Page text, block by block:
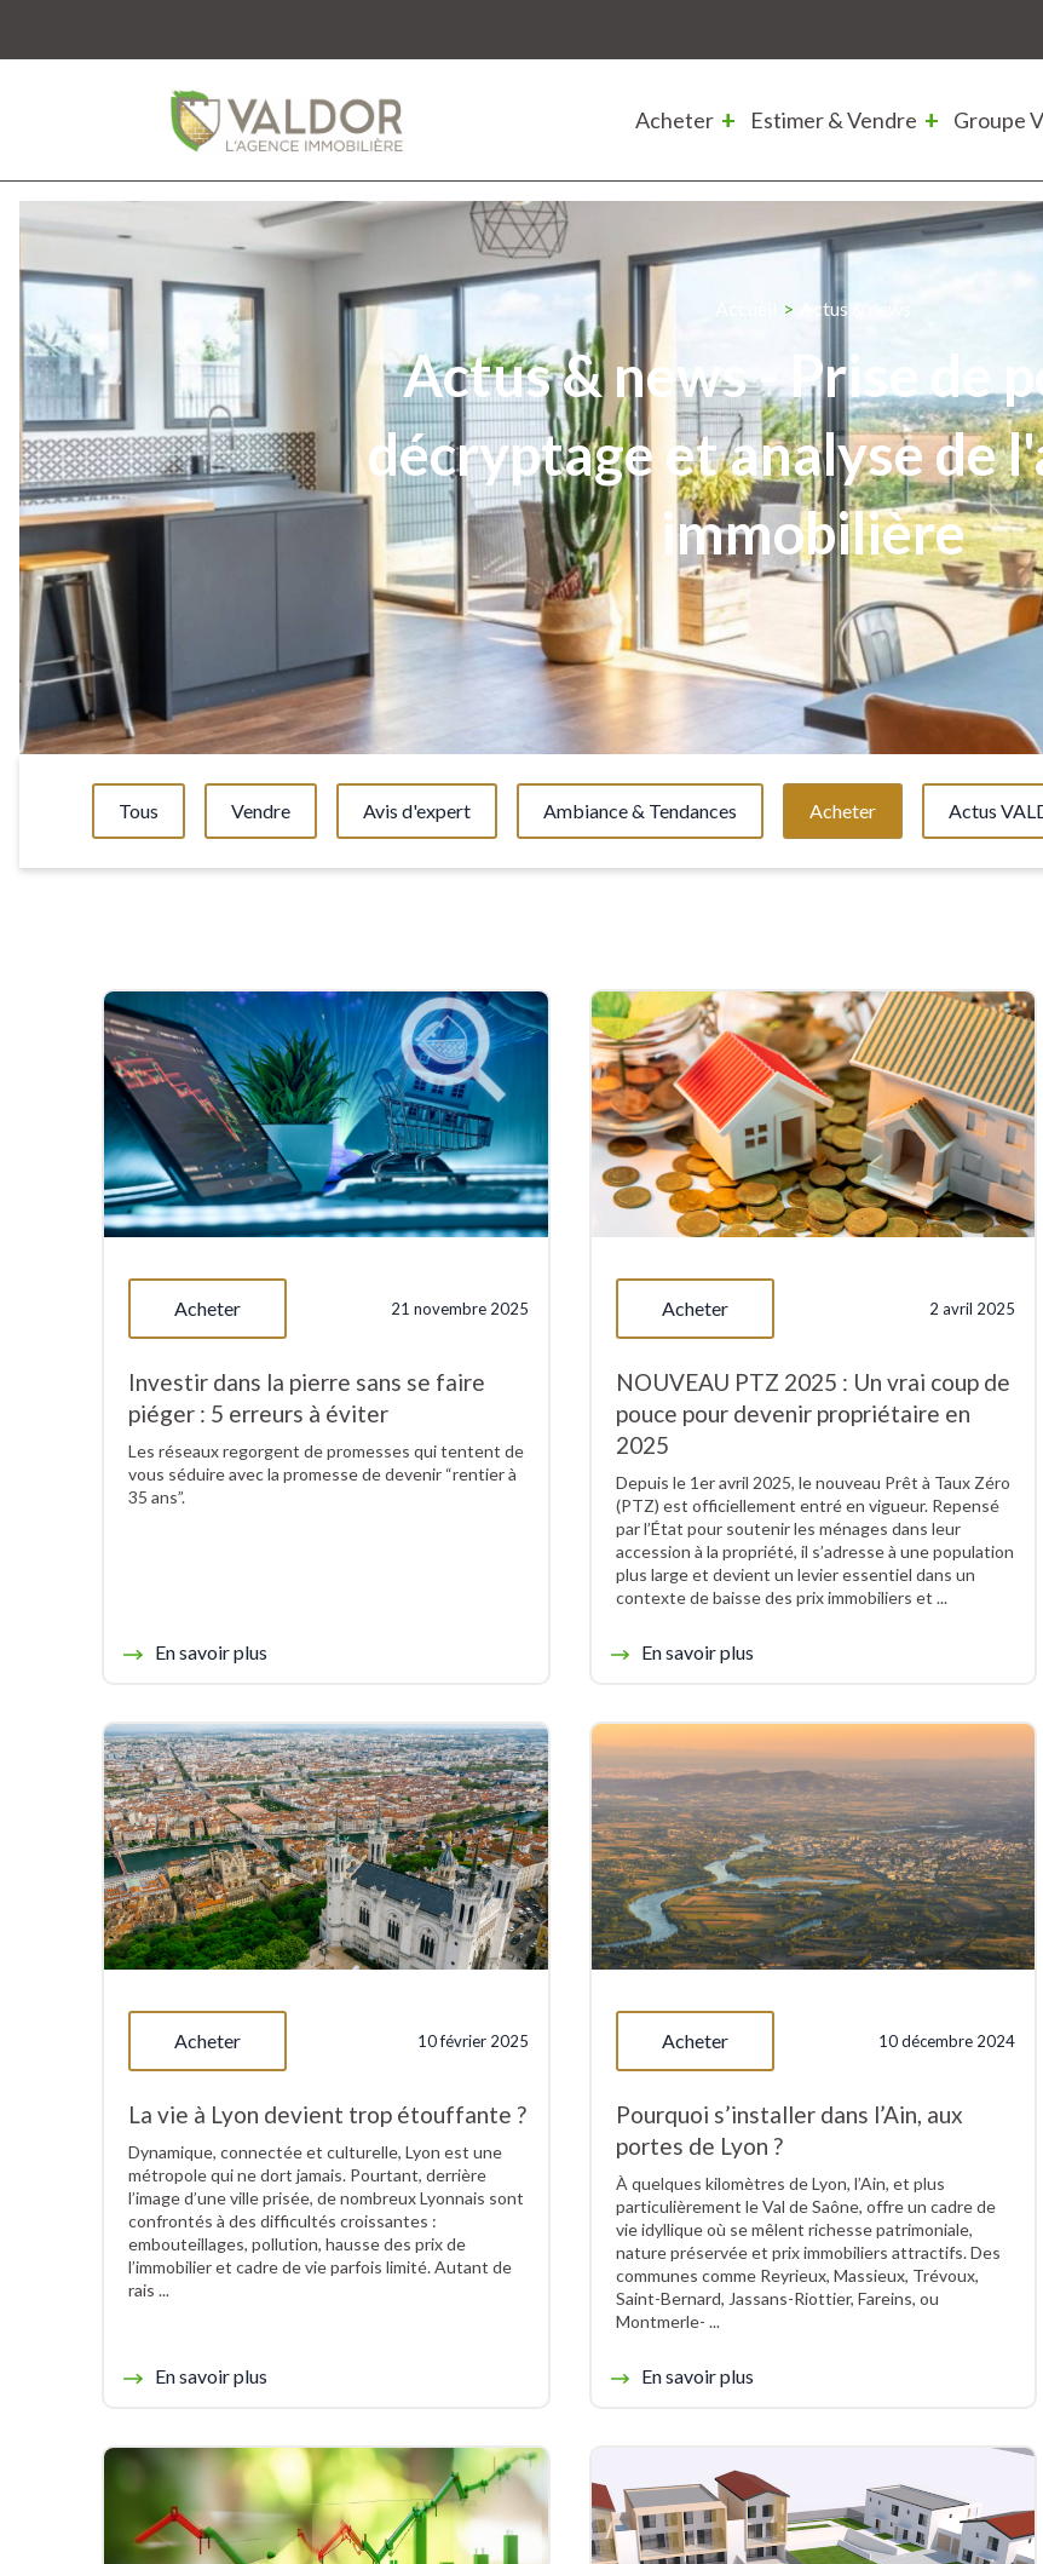
Acheter Estimer & Vendre Groupe
> Actus & news
Actus & news - Prise de
décryptage et analyse de
immobilière
Tous Vendre Avis d'expert Ambiance & Tendances Acheter Actus
Acheter 21 novembre 2025
Investir dans la pierre sans se faire
piéger : 5 erreurs à éviter
Les réseaux regorgent de promesses qui tentent de
vous séduire avec la promesse de devenir “rentier à
35 ans”.
En savoir plus
Acheter 2 avril 2025
NOUVEAU PTZ 2025 : Un vrai coup de
pouce pour devenir propriétaire en
2025
Depuis le 1er avril 2025, le nouveau Prêt à Taux Zéro
(PTZ) est officiellement entré en vigueur. Repensé
par l’État pour soutenir les ménages dans leur
accession à la propriété, il s’adresse à une population
plus large et devient un levier essentiel dans un
contexte de baisse des prix immobiliers et ...
En savoir plus
Acheter 10 février 2025
La vie à Lyon devient trop étouffante ?
Dynamique, connectée et culturelle, Lyon est une
métropole qui ne dort jamais. Pourtant, derrière
l’image d’une ville prisée, de nombreux Lyonnais sont
confrontés à des difficultés croissantes :
embouteillages, pollution, hausse des prix de
l’immobilier et cadre de vie parfois limité. Autant de
rais ...
En savoir plus
Acheter 10 décembre 2024
Pourquoi s’installer dans l’Ain, aux
portes de Lyon ?
À quelques kilomètres de Lyon, l’Ain, et plus
particulièrement le Val de Saône, offre un cadre de
vie idyllique où se mêlent richesse patrimoniale,
nature préservée et prix immobiliers attractifs. Des
communes comme Reyrieux, Massieux, Trévoux,
Saint-Bernard, Jassans-Riottier, Fareins, ou
Montmerle- ...
En savoir plus